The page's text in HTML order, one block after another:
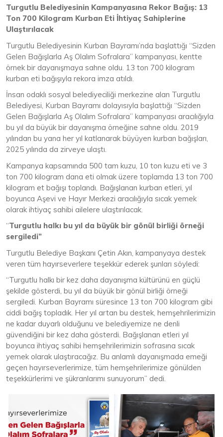
Turgutlu Belediyesinin Kampanyasına Rekor Bağış: 13
Ton 700 Kilogram Kurban Eti İhtiyaç Sahiplerine
Ulaştırılacak
Turgutlu Belediyesinin Kurban Bayramı’nda başlattığı “Sizden
Gelen Bağışlarla Aş Olalım Sofralara” kampanyası, kentte
örnek bir dayanışmaya sahne oldu. 13 ton 700 kilogram
kurban eti bağışıyla rekora imza atıldı.
İnsan odaklı sosyal belediyeciliği merkezine alan Turgutlu
Belediyesi, Kurban Bayramı dolayısıyla başlattığı “Sizden
Gelen Bağışlarla Aş Olalım Sofralara” kampanyası aracılığıyla
bu yıl da büyük bir dayanışma örneğine sahne oldu. 2019
yılından bu yana her yıl katlanarak büyüyen kurban bağışları,
2025 yılında da zirveye ulaştı.
Kampanya kapsamında 500 tam kuzu, 10 ton kuzu eti ve 3
ton 700 kilogram dana eti olmak üzere toplamda 13 ton 700
kilogram et bağışı toplandı. Bağışlanan kurban etleri, yıl
boyunca Aşevi ve Hayır Merkezi aracılığıyla sıcak yemek
olarak ihtiyaç sahibi ailelere ulaştırılacak.
“Turgutlu halkı bu yıl da büyük bir gönül birliği örneği
sergiledi”
Turgutlu Belediye Başkanı Çetin Akın, kampanyaya destek
veren tüm hayırseverlere teşekkür ederek şunları söyledi:
“Turgutlu halkı bir kez daha dayanışma kültürünü en güçlü
şekilde gösterdi, bu yıl da büyük bir gönül birliği örneği
sergiledi. Kurban Bayramı süresince 13 ton 700 kilogram gibi
ciddi bağış topladık. Her yıl artan bu destek, hemşehrilerimizin
ne kadar duyarlı olduğunu ve belediyemize ne denli
güvendiğini bir kez daha gösterdi. Bağışlanan etleri yıl
boyunca ihtiyaç sahibi hemşehrilerimizin sofrasına sıcak
yemek olarak ulaştıracağız. Bu anlamlı dayanışmada emeği
geçen hayırseverlerimize, tüm hemşehrilerimize gönülden
teşekkürlerimi ve şükranlarımı sunuyorum” dedi.